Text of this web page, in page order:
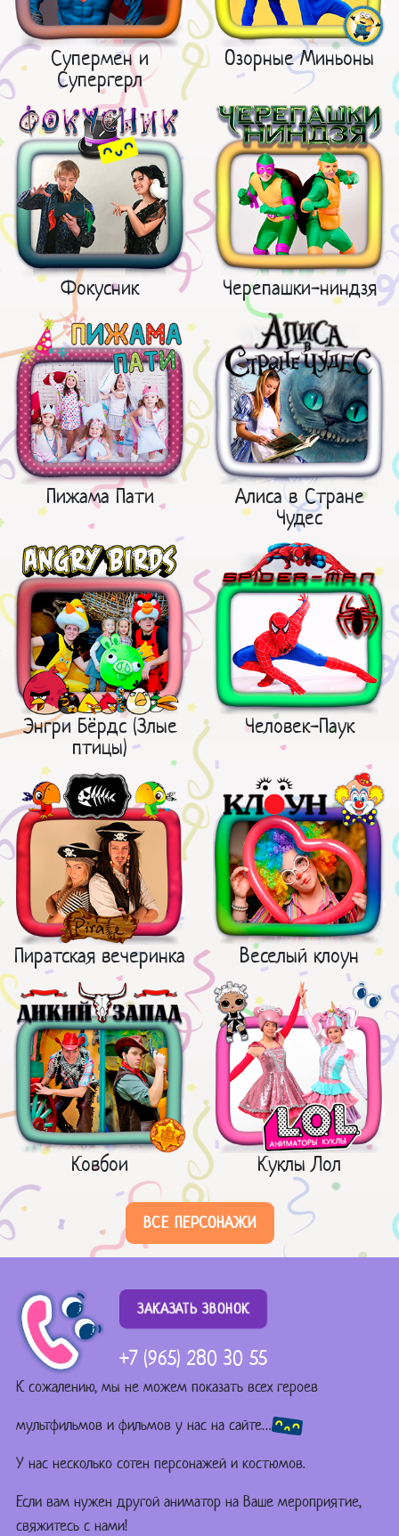
Супермен и
Супергерл
Озорные Миньоны
Фокусник Черепашки-ниндзя
Пижама Пати
Алиса в Стране
Чудес
Энгри Бёрдс (Злые
птицы)
Человек-Паук
Пиратская вечеринка Веселый клоун
Ковбои Куклы Лол
ВСЕ ПЕРСОНАЖИ
ЗАКАЗАТЬ ЗВОНОК
+7 (965) 280 30 55
К сожалению, мы не можем показать всех героев
мультфильмов и фильмов у нас на сайте…
У нас несколько сотен персонажей и костюмов.
Если вам нужен другой аниматор на Ваше мероприятие,
свяжитесь с нами!